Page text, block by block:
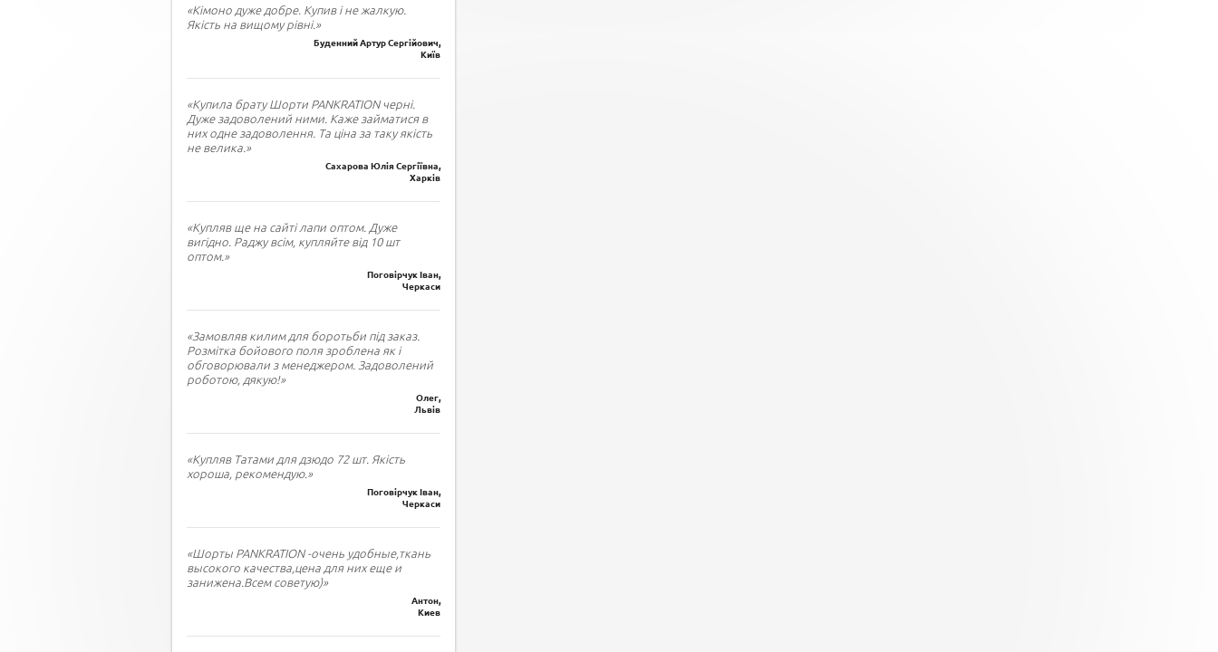
«Кімоно дуже добре. Купив і не жалкую.
Якість на вищому рівні.»
Буденний Артур Сергійович,
Київ
«Купила брату Шорти PANKRATION черні.
Дуже задоволений ними. Каже займатися в
них одне задоволення. Та ціна за таку якість
не велика.»
Сахарова Юлія Сергіївна,
Харків
«Купляв ще на сайті лапи оптом. Дуже
вигідно. Раджу всім, купляйте від 10 шт
оптом.»
Поговірчук Іван,
Черкаси
«Замовляв килим для боротьби під заказ.
Розмітка бойового поля зроблена як і
обговорювали з менеджером. Задоволений
роботою, дякую!»
Олег,
Львів
«Купляв Татами для дзюдо 72 шт. Якість
хороша, рекомендую.»
Поговірчук Іван,
Черкаси
«Шорты PANKRATION -очень удобные,ткань
высокого качества,цена для них еще и
занижена.Всем советую)»
Антон,
Киев